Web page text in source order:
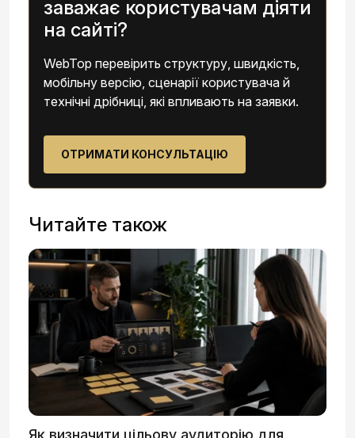
заважає користувачам діяти
на сайті?
WebTop перевірить структуру, швидкість,
мобільну версію, сценарії користувача й
технічні дрібниці, які впливають на заявки.
ОТРИМАТИ КОНСУЛЬТАЦІЮ
Читайте також
Як визначити цільову аудиторію для